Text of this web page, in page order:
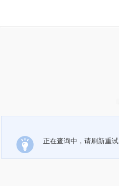
正在查询中，请刷新重试